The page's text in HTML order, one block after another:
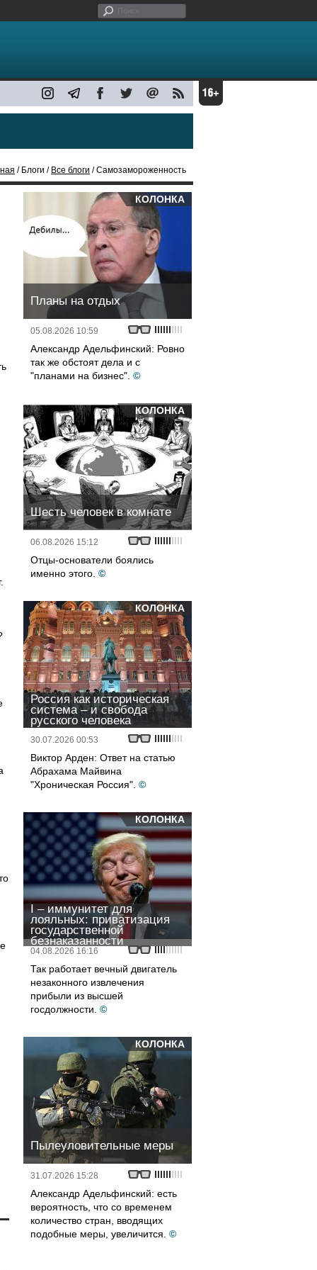
/ Блоги / Все блоги / Самозамороженность
КОЛОНКА
Планы на отдых
05.08.2026 10:59
Александр Адельфинский: Ровно
так же обстоят дела и с
"планами на бизнес". ©
КОЛОНКА
Шесть человек в комнате
06.08.2026 15:12
Отцы-основатели боялись
именно этого. ©
КОЛОНКА
Россия как историческая
система – и свобода
русского человека
30.07.2026 00:53
Виктор Арден: Ответ на статью
Абрахама Майвина
"Хроническая Россия". ©
КОЛОНКА
I – иммунитет для
лояльных: приватизация
государственной
безнаказанности
04.08.2026 16:16
Так работает вечный двигатель
незаконного извлечения
прибыли из высшей
госдолжности. ©
КОЛОНКА
Пылеуловительные меры
31.07.2026 15:28
Александр Адельфинский: есть
вероятность, что со временем
количество стран, вводящих
подобные меры, увеличится. ©